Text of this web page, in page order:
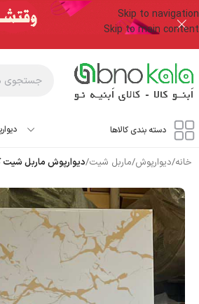
Skip to navigation
Skip to main content
دسته بندی کالاها
خانه/دیوارپوش/ماربل شیت/دیوارپوش ماربل شیت کد 1-